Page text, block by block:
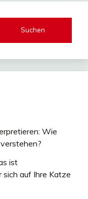
Suchen
Wie
ist
auf Ihre Katze